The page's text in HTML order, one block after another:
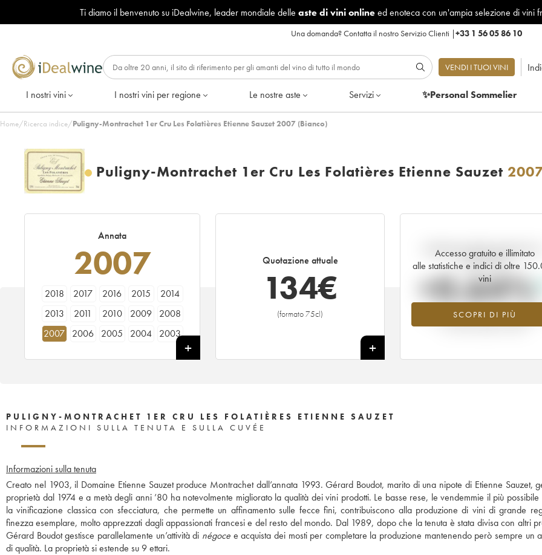
Ti diamo il benvenuto su iDealwine, leader mondiale delle aste di vini onlineed enoteca con un'ampia selezione di vini
Una domanda?Contatta il nostro Servizio Clienti |+33 1 56 05 86 10
VENDI I TUOI VINI
I nostri vini I nostri vini per regione Le nostre aste Servizi ✨Personal Sommelier
Home/Ricerca indice/Puligny-Montrachet 1er Cru Les Folatières Etienne Sauzet 2007 (Bianco)
Puligny-Montrachet 1er Cru Les Folatières Etienne Sauzet
Annata
2007
2018 2017 2016 2015
2014
2013
2011 2010 2009
2008
2007
2006 2005 2004
2003
Quotazione attuale
134€
(formato 75cl)
+
Accesso gratuito e illimitato
alle statistiche e indici di oltre
vini
SCOPRI DI PIÙ
Andamento della quotazione
tempo reale
+0.64%
Valore in aumento per l'annata
nel 2026 rispetto al 2025
PULIGNY-MONTRACHET 1ER CRU LES FOLATIÈRES ETIENNE SAUZET
INFORMAZIONI SULLA TENUTA E SULLA CUVÉE
Informazioni sulla tenuta
Creato nel 1903, il Domaine Etienne Sauzet produce Montrachet dall’annata 1993. Gérard Boudot, marito di una nipote di Etienne Sauzet,
proprietà dal 1974 e a metà degli anni ’80 ha notevolmente migliorato la qualità dei vini prodotti. Le basse rese, le vendemmie il più
la vinificazione classica con sfecciatura, che permette un affinamento sulle fecce fini, contribuiscono alla produzione di vini di grande
finezza esemplare, molto apprezzati dagli appassionati francesi e del resto del mondo. Dal 1989, dopo che la tenuta è stata divisa con altri
Gérard Boudot gestisce parallelamente un’attività di négocee acquista dei mosti per completare la produzione mantenendo però sempre un
di qualità. La proprietà si estende su 9 ettari.